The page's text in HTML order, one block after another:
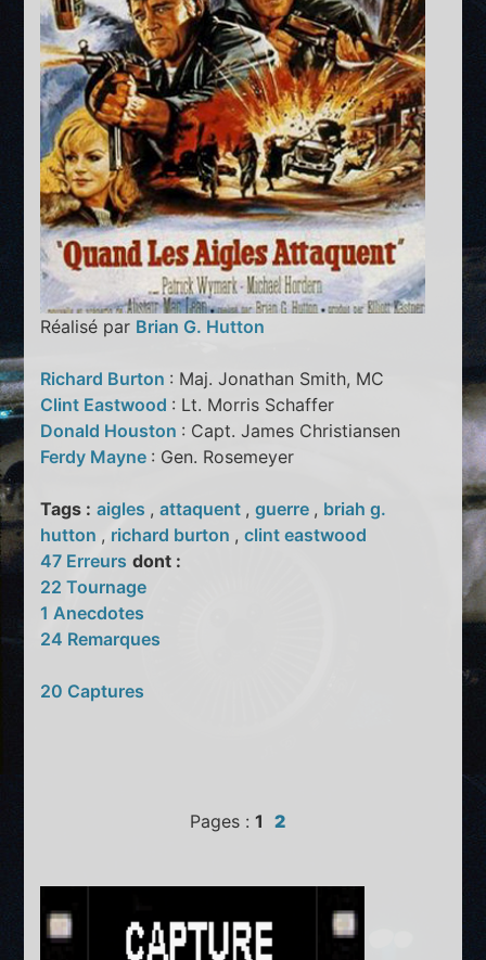
Réalisé par Brian G. Hutton
Richard Burton : Maj. Jonathan Smith, MC
Clint Eastwood : Lt. Morris Schaffer
Donald Houston : Capt. James Christiansen
Ferdy Mayne : Gen. Rosemeyer
Tags : aigles ,attaquent ,guerre , briah g.
hutton , richard burton ,clint eastwood
47 Erreurs dont :
22 Tournage
1 Anecdotes
24 Remarques
20 Captures
Pages : 1 2